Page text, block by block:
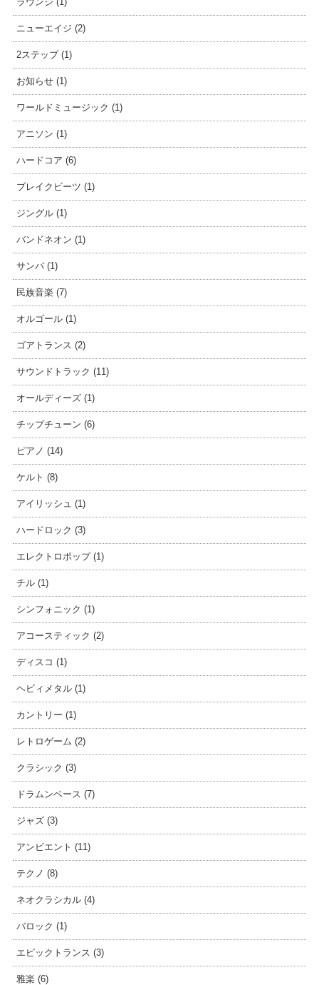
ニューエイジ (2)
2ステップ (1)
お知らせ (1)
ワールドミュージック (1)
アニソン (1)
ハードコア (6)
ブレイクビーツ (1)
ジングル (1)
バンドネオン (1)
サンバ (1)
民族音楽 (7)
オルゴール (1)
ゴアトランス (2)
サウンドトラック (11)
オールディーズ (1)
チップチューン (6)
ピアノ (14)
ケルト (8)
アイリッシュ (1)
ハードロック (3)
エレクトロポップ (1)
チル (1)
シンフォニック (1)
アコースティック (2)
ディスコ (1)
ヘビィメタル (1)
カントリー (1)
レトロゲーム (2)
クラシック (3)
ドラムンベース (7)
ジャズ (3)
アンビエント (11)
テクノ (8)
ネオクラシカル (4)
バロック (1)
エピックトランス (3)
雅楽 (6)